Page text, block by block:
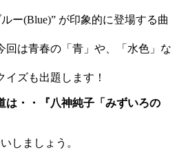
ー(Blue)” が印象的に登場する曲
回は青春の「青」や、「水色」な
ズも出題します！
は・・『八神純子「みずいろの
しましょう。